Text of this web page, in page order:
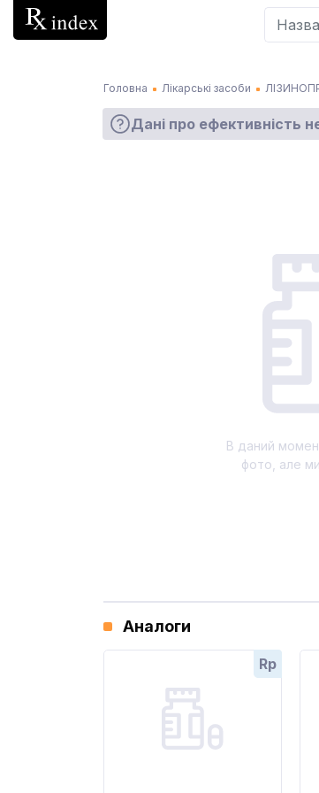
Головна Лікарські засоби
Дані про ефективність
В даний
фото, але
Аналоги
Rp